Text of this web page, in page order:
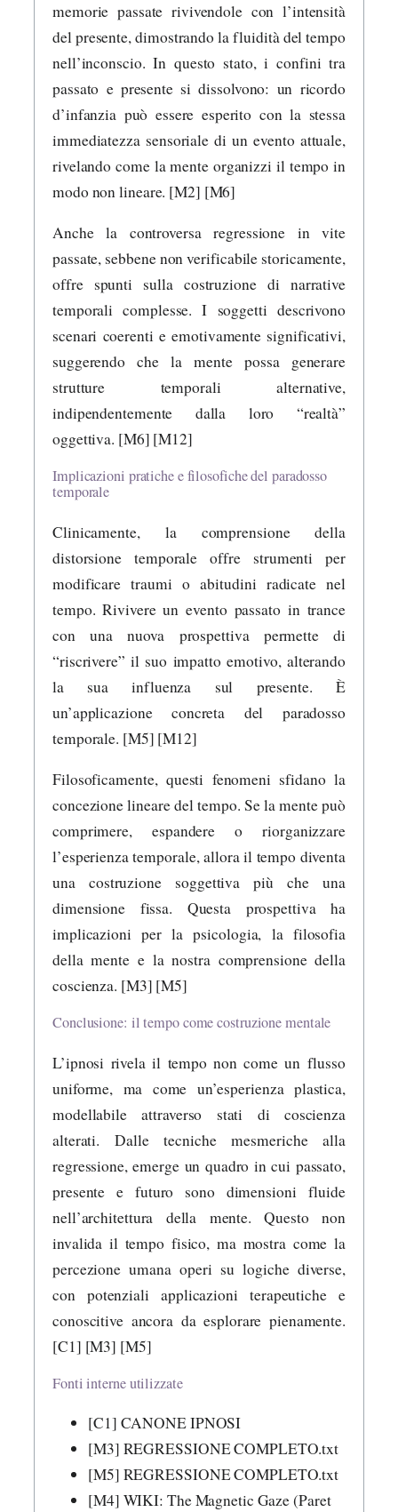
memorie passate rivivendole con l’intensità
del presente, dimostrando la fluidità del tempo
nell’inconscio. In questo stato, i confini tra
passato e presente si dissolvono: un ricordo
d’infanzia può essere esperito con la stessa
immediatezza sensoriale di un evento attuale,
rivelando come la mente organizzi il tempo in
modo non lineare. [M2] [M6]
Anche la controversa regressione in vite
passate, sebbene non verificabile storicamente,
offre spunti sulla costruzione di narrative
temporali complesse. I soggetti descrivono
scenari coerenti e emotivamente significativi,
suggerendo che la mente possa generare
strutture temporali alternative,
indipendentemente dalla loro “realtà”
oggettiva. [M6] [M12]
Implicazioni pratiche e filosofiche del paradosso
temporale
Clinicamente, la comprensione della
distorsione temporale offre strumenti per
modificare traumi o abitudini radicate nel
tempo. Rivivere un evento passato in trance
con una nuova prospettiva permette di
“riscrivere” il suo impatto emotivo, alterando
la sua influenza sul presente. È
un’applicazione concreta del paradosso
temporale. [M5] [M12]
Filosoficamente, questi fenomeni sfidano la
concezione lineare del tempo. Se la mente può
comprimere, espandere o riorganizzare
l’esperienza temporale, allora il tempo diventa
una costruzione soggettiva più che una
dimensione fissa. Questa prospettiva ha
implicazioni per la psicologia, la filosofia
della mente e la nostra comprensione della
coscienza. [M3] [M5]
Conclusione: il tempo come costruzione mentale
L’ipnosi rivela il tempo non come un flusso
uniforme, ma come un’esperienza plastica,
modellabile attraverso stati di coscienza
alterati. Dalle tecniche mesmeriche alla
regressione, emerge un quadro in cui passato,
presente e futuro sono dimensioni fluide
nell’architettura della mente. Questo non
invalida il tempo fisico, ma mostra come la
percezione umana operi su logiche diverse,
con potenziali applicazioni terapeutiche e
conoscitive ancora da esplorare pienamente.
[C1] [M3] [M5]
Fonti interne utilizzate
[C1] CANONE IPNOSI
[M3] REGRESSIONE COMPLETO.txt
[M5] REGRESSIONE COMPLETO.txt
[M4] WIKI: The Magnetic Gaze (Paret